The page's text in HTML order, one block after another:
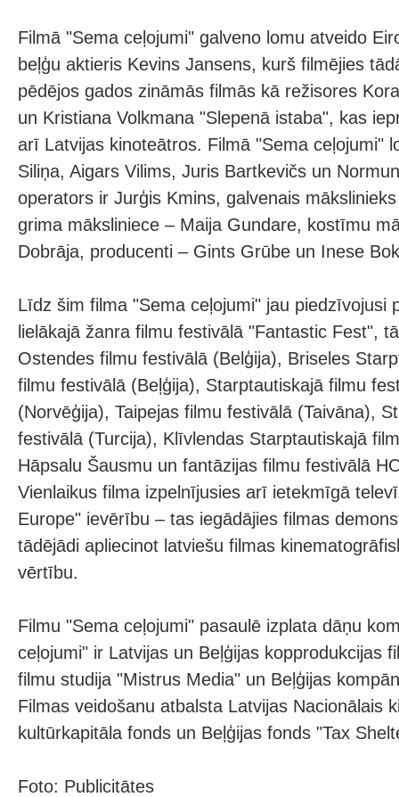
Filmā "Sema ceļojumi" galveno lomu atveido
beļģu aktieris Kevins Jansens, kurš filmējies
pēdējos gados zināmās filmās kā režisores
un Kristiana Volkmana "Slepenā istaba", kas
arī Latvijas kinoteātros. Filmā "Sema ceļojumi"
Siliņa, Aigars Vilims, Juris Bartkevičs un
operators ir Jurģis Kmins, galvenais
grima māksliniece – Maija Gundare, kostīmu
Dobrāja, producenti – Gints Grūbe un Inese
Līdz šim filma "Sema ceļojumi" jau piedzīvojusi
lielākajā žanra filmu festivālā "Fantastic Fest",
Ostendes filmu festivālā (Belģija), Briseles
filmu festivālā (Beļģija), Starptautiskajā filmu
(Norvēģija), Taipejas filmu festivālā (Taivāna),
festivālā (Turcija), Klīvlendas Starptautiskajā
Hāpsalu Šausmu un fantāzijas filmu festivālā
Vienlaikus filma izpelnījusies arī ietekmīgā
Europe" ievērību – tas iegādājies filmas
tādējādi apliecinot latviešu filmas
vērtību.
Filmu "Sema ceļojumi" pasaulē izplata dāņu
ceļojumi" ir Latvijas un Beļģijas kopprodukcijas
filmu studija "Mistrus Media" un Beļģijas
Filmas veidošanu atbalsta Latvijas Nacionālais
kultūrkapitāla fonds un Beļģijas fonds "Tax
Foto: Publicitātes